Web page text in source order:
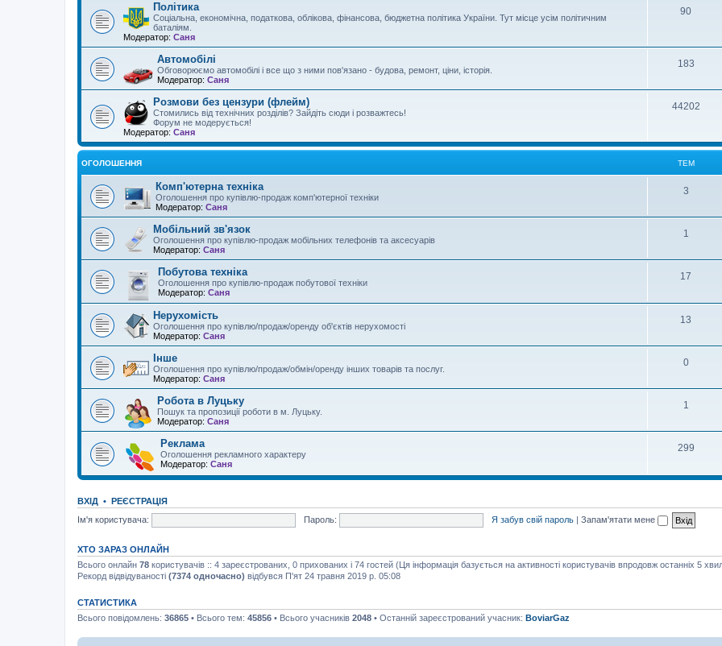
Політика
Соціальна, економічна, податкова, облікова, фінансова, бюджетна політика України. Тут місце усім політичним
баталіям.
Модератор: Саня
90
Автомобілі
Обговорюємо автомобілі і все що з ними пов'язано - будова, ремонт, ціни, історія.
Модератор: Саня
183
Розмови без цензури (флейм)
Стомились від технічних розділів? Зайдіть сюди і розважтесь!
Форум не модерується!
Модератор: Саня
44202
ОГОЛОШЕННЯ ТЕМ
Комп'ютерна техніка
Оголошення про купівлю-продаж комп'ютерної техніки
Модератор: Саня
3
Мобільний зв'язок
Оголошення про купівлю-продаж мобільних телефонів та аксесуарів
Модератор: Саня
1
Побутова техніка
Оголошення про купівлю-продаж побутової техніки
Модератор: Саня
17
Нерухомість
Оголошення про купівлю/продаж/оренду об'єктів нерухомості
Модератор: Саня
13
Інше
Оголошення про купівлю/продаж/обмін/оренду інших товарів та послуг.
Модератор: Саня
0
Робота в Луцьку
Пошук та пропозиції роботи в м. Луцьку.
Модератор: Саня
1
Реклама
Оголошення рекламного характеру
Модератор: Саня
299
ВХІД • РЕЄСТРАЦІЯ
Ім'я користувача:
Пароль: Я забув свій пароль | Запам'ятати мене
ХТО ЗАРАЗ ОНЛАЙН
Всього онлайн 78 користувачів :: 4 зареєстрованих, 0 прихованих і 74 гостей (Ця інформація базується на активності користувачів впродовж останніх 5
Рекорд відвідуваності (7374 одночасно) відбувся П'ят 24 травня 2019 р. 05:08
СТАТИСТИКА
Всього повідомлень: 36865 • Всього тем: 45856 • Всього учасників 2048 • Останній зареєстрований учасник: BoviarGaz